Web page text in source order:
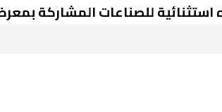
للصناعات المشاركة بمعرض